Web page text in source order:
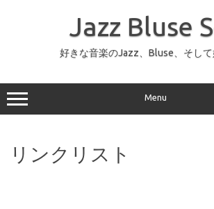
ッ
プ
Jazz Bluse
好きな音楽のJazz、Bluse、そし
Menu
リンクリスト